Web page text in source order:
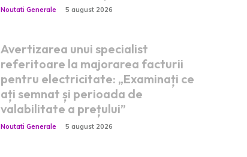
Noutati Generale 5 august 2026
Avertizarea unui specialist
referitoare la majorarea facturii
pentru electricitate: „Examinați ce
ați semnat și perioada de
valabilitate a prețului”
Noutati Generale 5 august 2026